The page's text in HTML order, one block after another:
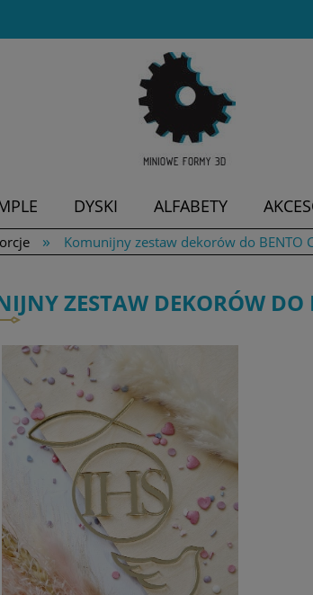
DYSKI ALFABETY
» Komunijny zestaw dekorów do BENTO
ZESTAW DEKORÓW DO